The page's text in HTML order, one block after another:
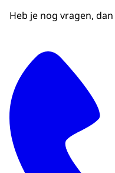
Heb je nog vragen,